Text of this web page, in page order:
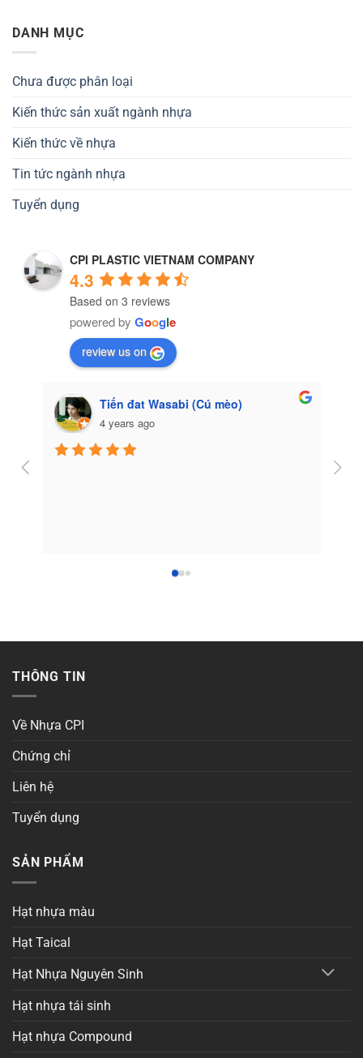
DANH MỤC
Chưa được phân loại
Kiến thức sản xuất ngành nhựa
Kiến thức về nhựa
Tin tức ngành nhựa
Tuyển dụng
CPI PLASTIC VIETNAM COMPANY
4.3
Based on 3 reviews
powered by Google
review us on
Tiến đat Wasabi (Cú mèo)
4 years ago
THÔNG TIN
Về Nhựa CPI
Chứng chỉ
Liên hệ
Tuyển dụng
SẢN PHẨM
Hạt nhựa màu
Hạt Taical
Hạt Nhựa Nguyên Sinh
Hạt nhựa tái sinh
Hạt nhựa Compound